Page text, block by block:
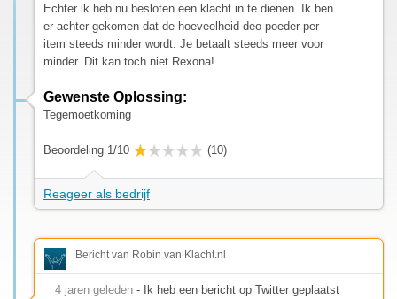
Echter ik heb nu besloten een klacht in te dienen. Ik ben
er achter gekomen dat de hoeveelheid deo-poeder per
item steeds minder wordt. Je betaalt steeds meer voor
minder. Dit kan toch niet Rexona!
Gewenste Oplossing:
Tegemoetkoming
Beoordeling 1/10 (10)
Reageer als bedrijf
Bericht van Robin van Klacht.nl
4 jaren geleden - Ik heb een bericht op Twitter geplaatst